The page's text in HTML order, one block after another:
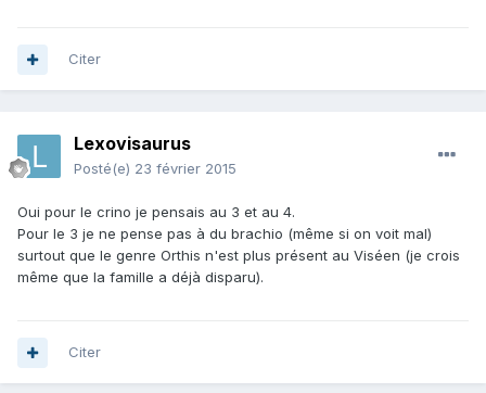
Citer
Lexovisaurus
Posté(e) 23 février 2015
Oui pour le crino je pensais au 3 et au 4.
Pour le 3 je ne pense pas à du brachio (même si on voit mal)
surtout que le genre Orthis n'est plus présent au Viséen (je crois
même que la famille a déjà disparu).
Citer